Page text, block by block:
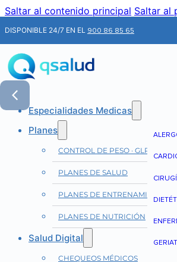
Saltar al contenido principal Saltar al
DISPONIBLE 24/7 EN EL 900 86 85 65
Especialidades Medicas
Planes
CONTROL DE PESO · GLP-1
PLANES DE SALUD
PLANES DE ENTRENAMIENTO
PLANES DE NUTRICIÓN
Salud Digital
CHEQUEOS MÉDICOS